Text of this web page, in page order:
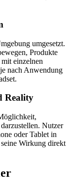
umgesetzt.
Produkte
einzelnen
nach Anwendung
Reality
Nutzer
oder Tablet in
Wirkung direkt